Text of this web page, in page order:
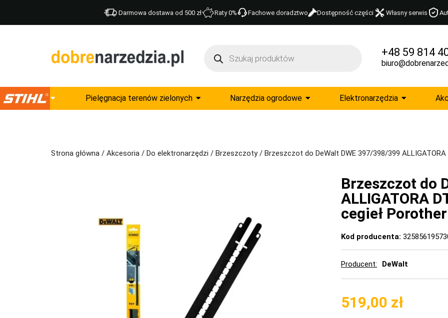
Darmowa dostawa od 500 zł Raty 0% Fachowe doradztwo Dostępność części Własny serwis
+48 59 814
Pielęgnacja terenów zielonych Narzędzia ogrodowe Elektronarzędzia
Strona główna / Akcesoria / Do elektronarzędzi / Brzeszczoty/ Brzeszczot do DeWalt DWE 397/398/399
Brzeszczot do
ALLIGATORA
cegieł
Kod producenta:
Producent DeWalt
519,00 zł